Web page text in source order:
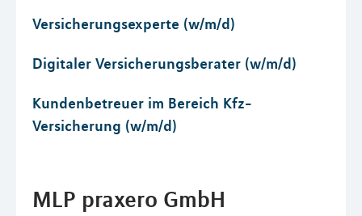
Versicherungsexperte (w/m/d)
Digitaler Versicherungsberater (w/m/d)
Kundenbetreuer im Bereich Kfz-
Versicherung (w/m/d)
MLP praxero GmbH